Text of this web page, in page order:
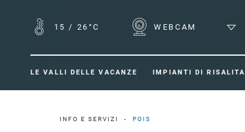
15 / 26°C WEBCAM
LE VALLI DELLE VACANZE IMPIANTI DI RISALITA
INFO E SERVIZI POIS